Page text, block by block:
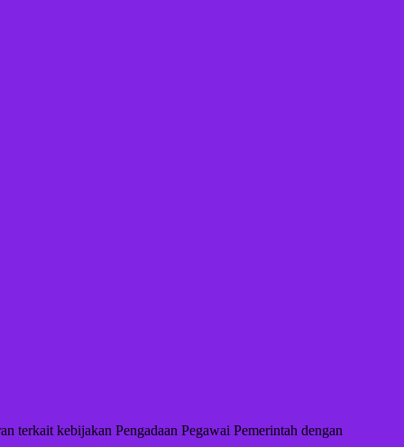
terkait kebijakan Pengadaan Pegawai Pemerintah dengan